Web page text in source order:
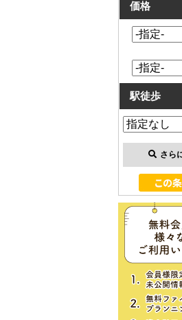
価格
駅徒歩
さら